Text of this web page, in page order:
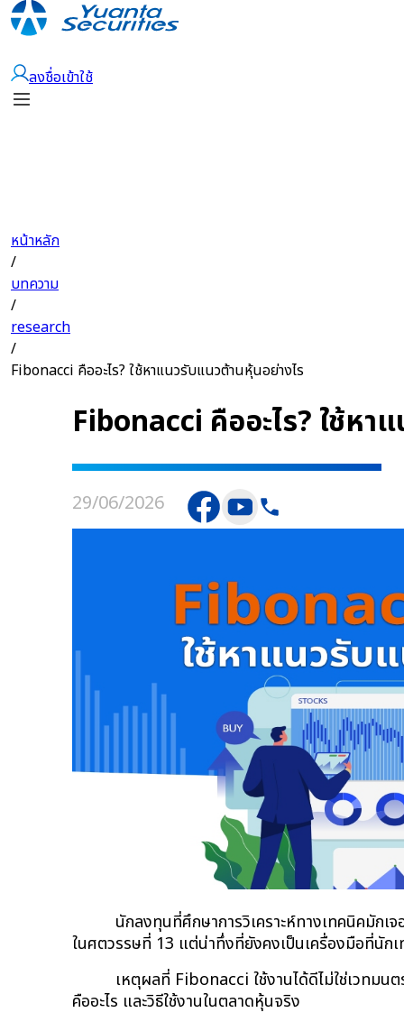
ลงชื่อเข้าใช้
หน้าหลัก
/
บทความ
/
research
/
Fibonacci คืออะไร? ใช้หาแนวรับแนวต้านหุ้นอย่างไร
Fibonacci คืออะไร? ใช้ห
29/06/2026
นักลงทุนที่ศึกษาการวิเคราะห์ทางเทคนิคมักเ
ในศตวรรษที่ 13 แต่น่าทึ่งที่ยังคงเป็นเครื่องมือที่นัก
เหตุผลที่ Fibonacci ใช้งานได้ดีไม่ใช่เวทม
คืออะไร และวิธีใช้งานในตลาดหุ้นจริง